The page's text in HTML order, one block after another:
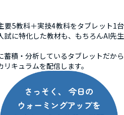
要5教科＋実技4教科をタブレット1台
試に特化した教材も、もちろんAI先生
積・分析しているタブレットだから
キュラムを配信します。